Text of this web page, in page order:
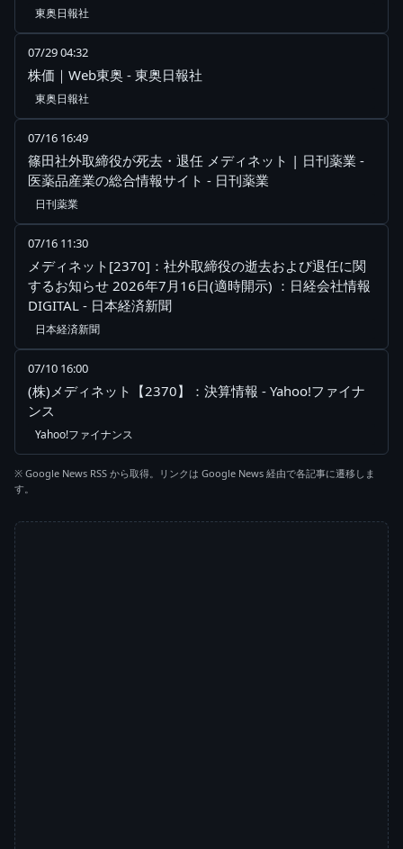
東奥日報社
07/29 04:32
株価｜Web東奥 - 東奥日報社
東奥日報社
07/16 16:49
篠田社外取締役が死去・退任 メディネット | 日刊薬業 -
医薬品産業の総合情報サイト - 日刊薬業
日刊薬業
07/16 11:30
メディネット[2370]：社外取締役の逝去および退任に関
するお知らせ 2026年7月16日(適時開示) ：日経会社情報
DIGITAL - 日本経済新聞
日本経済新聞
07/10 16:00
(株)メディネット【2370】：決算情報 - Yahoo!ファイナ
ンス
Yahoo!ファイナンス
※ Google News RSS から取得。リンクは Google News 経由で各記事に遷移しま
す。